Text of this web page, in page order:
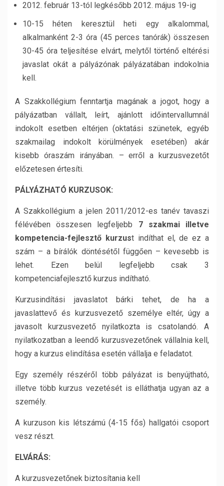
2012. február 13-tól legkésőbb 2012. május 19-ig
10-15 héten keresztül heti egy alkalommal,
alkalmanként 2-3 óra (45 perces tanórák) összesen
30-45 óra teljesítése elvárt, melytől történő eltérési
javaslat okát a pályázónak pályázatában indokolnia
kell.
A Szakkollégium fenntartja magának a jogot, hogy a
pályázatban vállalt, leírt, ajánlott időintervallumnál
indokolt esetben eltérjen (oktatási szünetek, egyéb
szakmailag indokolt körülmények esetében) akár
kisebb óraszám irányában. – erről a kurzusvezetőt
előzetesen értesíti.
PÁLYÁZHATÓ KURZUSOK:
A Szakkollégium a jelen 2011/2012-es tanév tavaszi
félévében összesen legfeljebb 7 szakmai illetve
kompetencia-fejlesztő kurzust indíthat el, de ez a
szám – a bírálók döntésétől függően – kevesebb is
lehet. Ezen belül legfeljebb csak 3
kompetenciafejlesztő kurzus indítható.
Kurzusindítási javaslatot bárki tehet, de ha a
javaslattevő és kurzusvezető személye eltér, úgy a
javasolt kurzusvezető nyilatkozta is csatolandó. A
nyilatkozatban a leendő kurzusvezetőnek vállalnia kell,
hogy a kurzus elindítása esetén vállalja e feladatot.
Egy személy részéről több pályázat is benyújtható,
illetve több kurzus vezetését is elláthatja ugyan az a
személy.
A kurzuson kis létszámú (4-15 fős) hallgatói csoport
vesz részt.
ELVÁRÁS:
A kurzusvezetőnek biztosítania kell